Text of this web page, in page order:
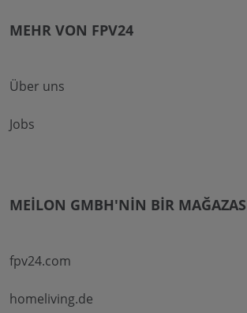
MEHR VON FPV24
Über uns
Jobs
MEILON GMBH'NIN BIR
fpv24.com
homeliving.de